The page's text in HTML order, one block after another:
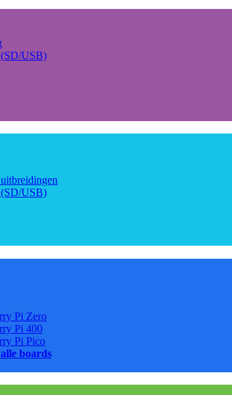
USB)
USB)
Pi Zero
Pi 400
Pi Pico
boards